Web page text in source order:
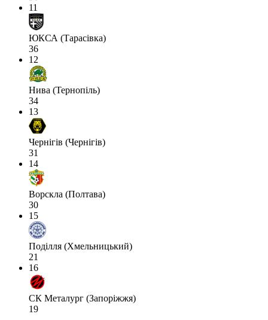
11
ЮКСА (Тарасівка)
36
12
Нива (Тернопіль)
34
13
Чернігів (Чернігів)
31
14
Ворскла (Полтава)
30
15
Поділля (Хмельницький)
21
16
СК Металург (Запоріжжя)
19